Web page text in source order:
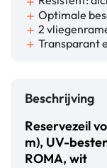
add Optimale
add 2
add Transparant
Beschrijving
Reservezeil
m), UV-
ROMA, wit